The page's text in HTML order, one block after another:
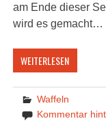
am Ende dieser
wird es gemacht…
WEITERLESEN
Waffeln
Kommentar